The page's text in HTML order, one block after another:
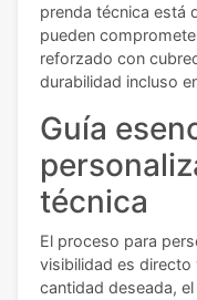
prenda técnica está
pueden
reforzado con
durabilidad incluso
Guía
técnica
El proceso para
visibilidad es directo
cantidad deseada,